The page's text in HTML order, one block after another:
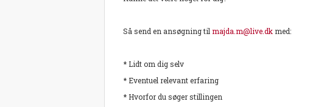
Så send en ansøgning til majda.m@live.dk med:
* Lidt om dig selv
* Eventuel relevant erfaring
* Hvorfor du søger stillingen